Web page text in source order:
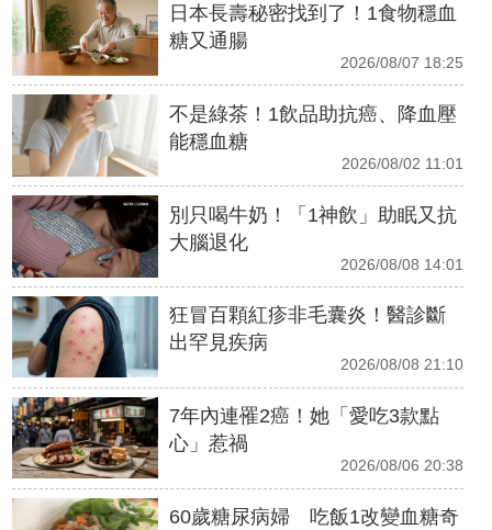
日本長壽秘密找到了！1食物穩血
糖又通腸
2026/08/07 18:25
不是綠茶！1飲品助抗癌、降血壓
能穩血糖
2026/08/02 11:01
別只喝牛奶！「1神飲」助眠又抗
大腦退化
2026/08/08 14:01
狂冒百顆紅疹非毛囊炎！醫診斷
出罕見疾病
2026/08/08 21:10
7年內連罹2癌！她「愛吃3款點
心」惹禍
2026/08/06 20:38
60歲糖尿病婦 吃飯1改變血糖奇